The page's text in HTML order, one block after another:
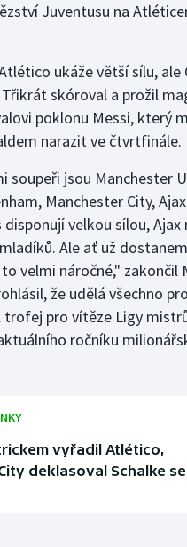
Juventusu na
ukáže větší sílu, ale
skóroval a prožil
poklonu Messi, který
narazit ve čtvrtfinále.
soupeři jsou Manchester
Manchester City,
velkou sílou, Ajax
Ale ať už
velmi náročné," zakončil
že udělá všechno
trofej pro vítěze Ligy
ročníku
vyřadil Atlético,
deklasoval Schalke